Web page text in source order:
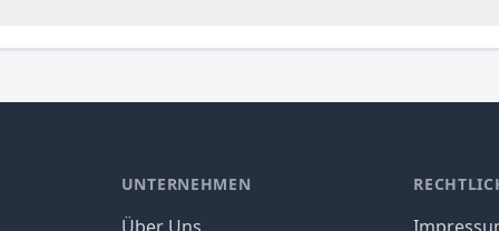
UNTERNEHMEN